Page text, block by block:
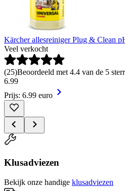
Kärcher allesreiniger Plug & Clean
Veel verkocht
(25)Beoordeeld met 4.4 van de 5
6.99
Prijs: 6.99 euro
Klusadviezen
Bekijk onze handige klusadviezen